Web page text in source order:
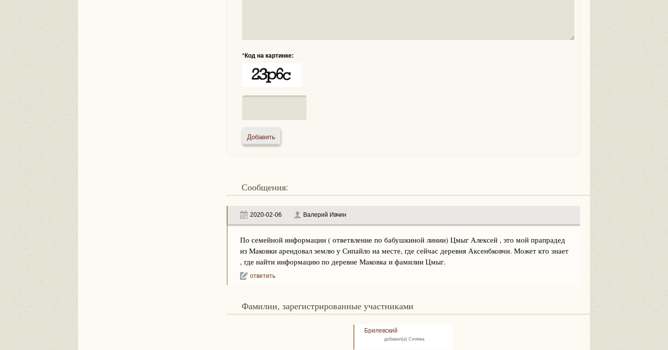
*Код на картинке:
Сообщения:
2020-02-06 Валерий Ивчин
По семейной информации ( ответвление по бабушкиной линии) Цмыг Алексей , это мой прапрадед
из Маковки арендовал землю у Сипайло на месте, где сейчас деревня Аксенбковчи. Может кто знает
, где найти информацию по деревне Маковка и фамилии Цмыг.
ответить
Фамилии, зарегистрированные участниками
Брилевский
добавил(а) Силява